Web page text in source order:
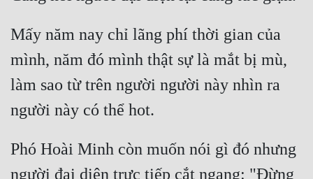
Xuyên Nhanh
Xuyên Sách
Mấy năm nay chỉ lãng phí thời gian của
mình, năm đó mình thật sự là mắt bị mù,
làm sao từ trên người người này nhìn ra
Phó Hoài Minh còn muốn nói gì đó nhưng
người đại diện trực tiếp cắt ngang: "Đừng